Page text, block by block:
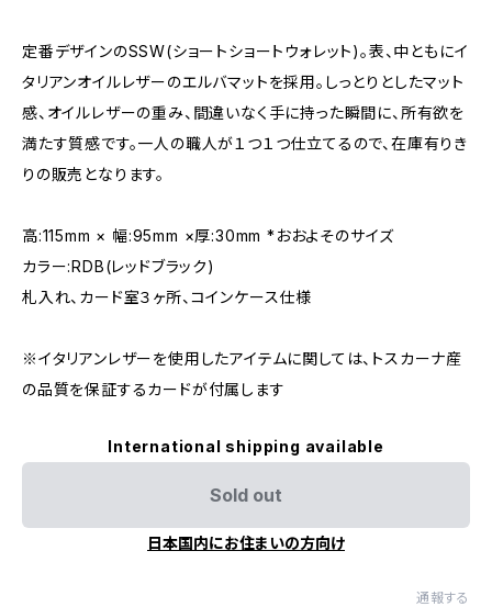
定番デザインのSSW(ショートショートウォレット)。表、中ともにイ
タリアンオイルレザーのエルバマットを採用。しっとりとしたマット
感、オイルレザーの重み、間違いなく手に持った瞬間に、所有欲を
満たす質感です。一人の職人が１つ１つ仕立てるので、在庫有りき
りの販売となります。
高:115mm × 幅:95mm ×厚:30mm *おおよそのサイズ
カラー:RDB(レッドブラック)
札入れ、カード室３ヶ所、コインケース仕様
※イタリアンレザーを使用したアイテムに関しては、トスカーナ産
の品質を保証するカードが付属します
International shipping available
Sold out
日本国内にお住まいの方向け
通報する